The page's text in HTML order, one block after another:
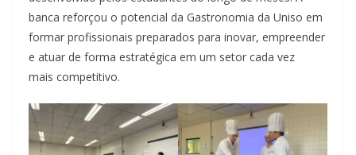
banca reforçou o potencial da Gastronomia da Uniso em
formar profissionais preparados para inovar, empreender
e atuar de forma estratégica em um setor cada vez
mais competitivo.